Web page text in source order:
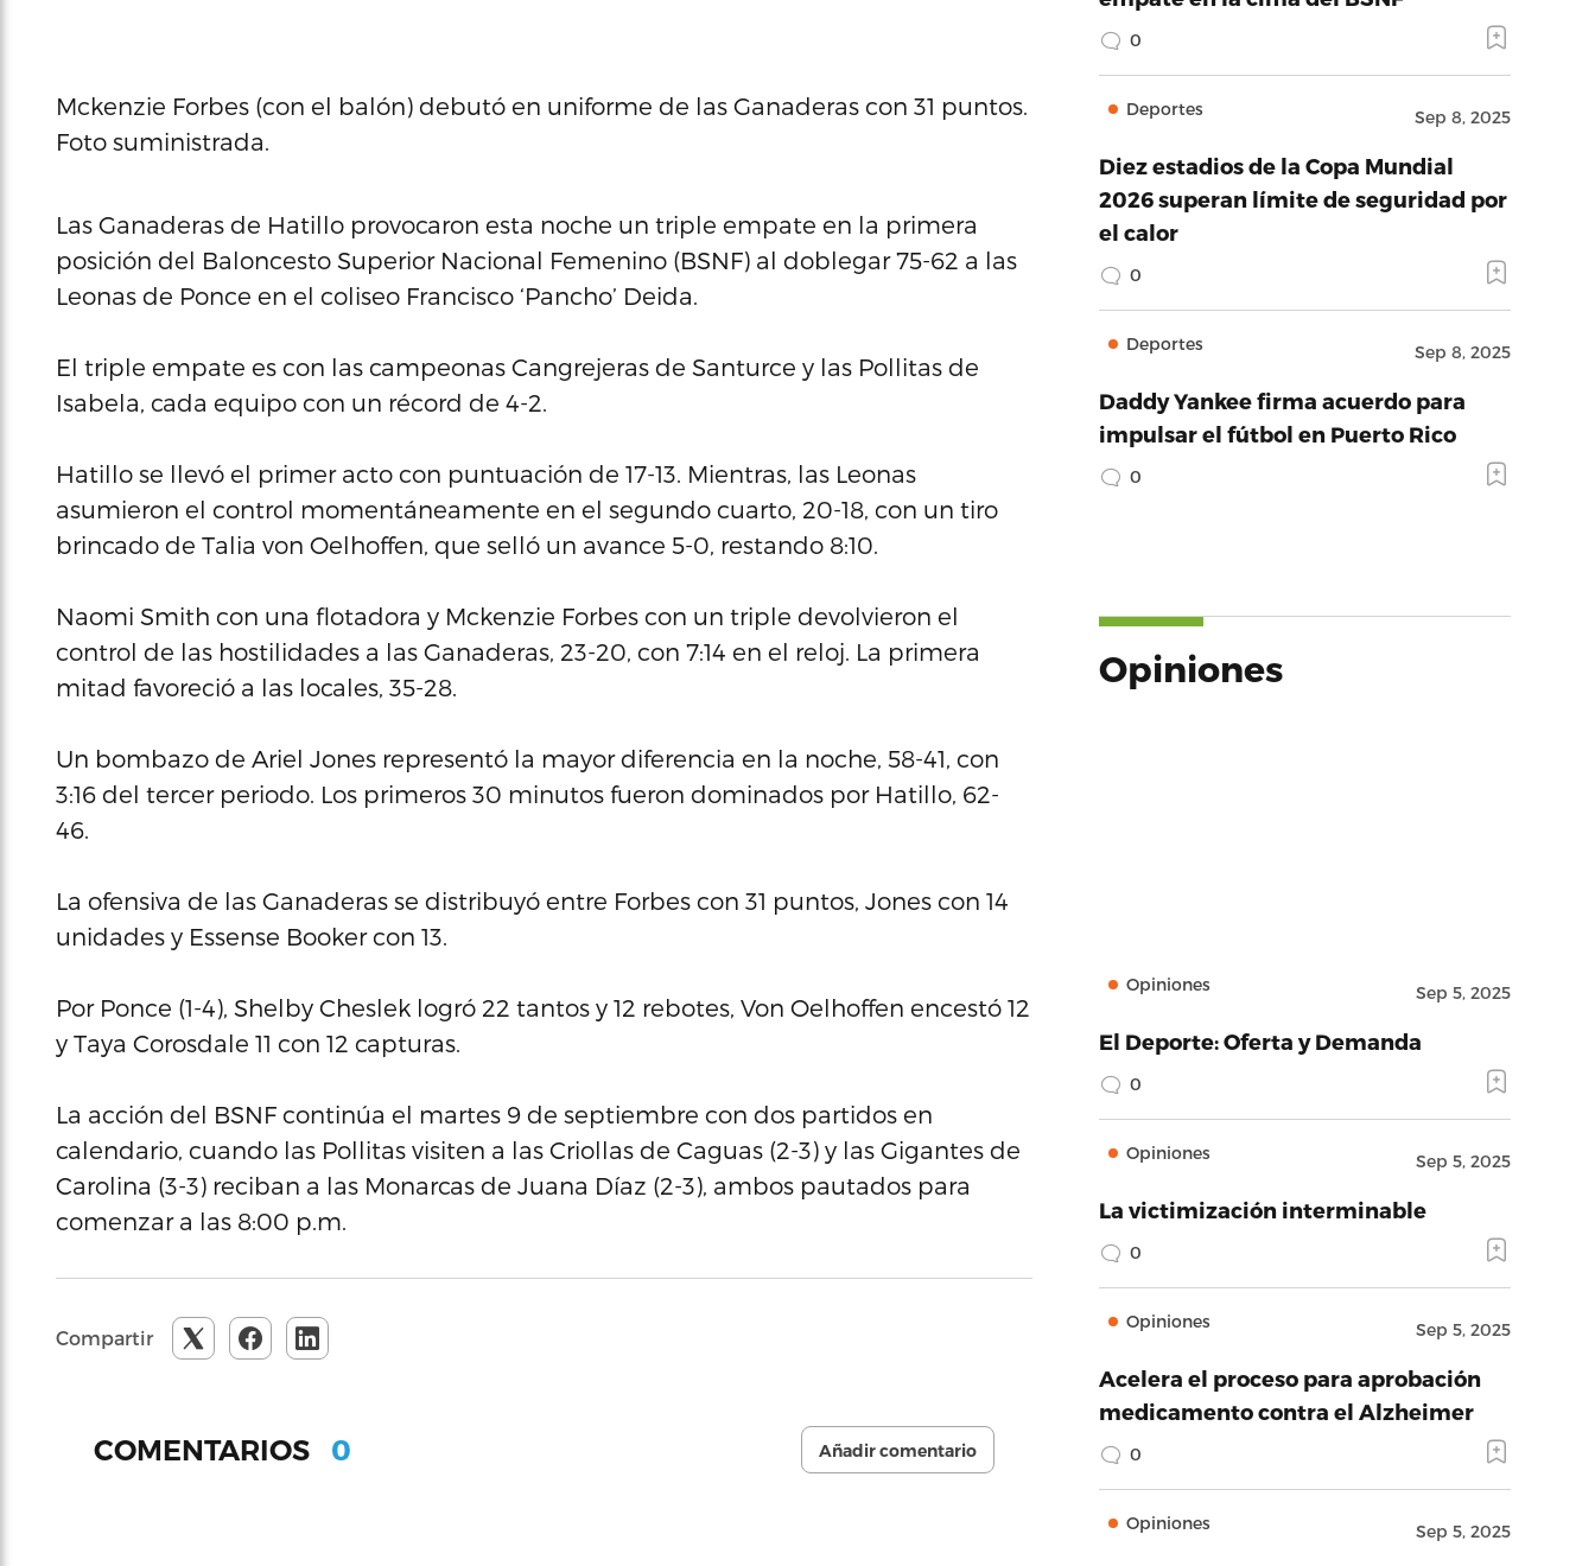
Mckenzie Forbes (con el balón) debutó en uniforme de las Ganaderas con 31 puntos.
Foto suministrada.
Las Ganaderas de Hatillo provocaron esta noche un triple empate en la primera
posición del Baloncesto Superior Nacional Femenino (BSNF) al doblegar 75-62 a las
Leonas de Ponce en el coliseo Francisco ‘Pancho’ Deida.
El triple empate es con las campeonas Cangrejeras de Santurce y las Pollitas de
Isabela, cada equipo con un récord de 4-2.
Hatillo se llevó el primer acto con puntuación de 17-13. Mientras, las Leonas
asumieron el control momentáneamente en el segundo cuarto, 20-18, con un tiro
brincado de Talia von Oelhoffen, que selló un avance 5-0, restando 8:10.
Naomi Smith con una flotadora y Mckenzie Forbes con un triple devolvieron el
control de las hostilidades a las Ganaderas, 23-20, con 7:14 en el reloj. La primera
mitad favoreció a las locales, 35-28.
Un bombazo de Ariel Jones representó la mayor diferencia en la noche, 58-41, con
3:16 del tercer periodo. Los primeros 30 minutos fueron dominados por Hatillo, 62-
46.
La ofensiva de las Ganaderas se distribuyó entre Forbes con 31 puntos, Jones con 14
unidades y Essense Booker con 13.
Por Ponce (1-4), Shelby Cheslek logró 22 tantos y 12 rebotes, Von Oelhoffen encestó 12
y Taya Corosdale 11 con 12 capturas.
La acción del BSNF continúa el martes 9 de septiembre con dos partidos en
calendario, cuando las Pollitas visiten a las Criollas de Caguas (2-3) y las Gigantes de
Carolina (3-3) reciban a las Monarcas de Juana Díaz (2-3), ambos pautados para
comenzar a las 8:00 p.m.
Compartir
COMENTARIOS 0 Añadir comentario
0
Deportes Sep 8, 2025
Diez estadios de la Copa Mundial
2026 superan límite de seguridad por
el calor
0
Deportes Sep 8, 2025
Daddy Yankee firma acuerdo para
impulsar el fútbol en Puerto Rico
0
Opiniones
Opiniones Sep 5, 2025
El Deporte: Oferta y Demanda
0
Opiniones Sep 5, 2025
La victimización interminable
0
Opiniones Sep 5, 2025
Acelera el proceso para aprobación
medicamento contra el Alzheimer
0
Opiniones Sep 5, 2025